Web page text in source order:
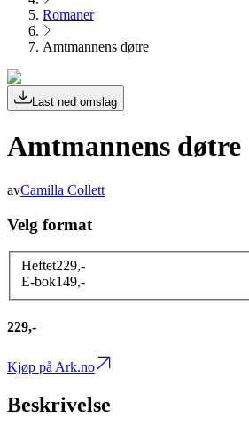
Romaner
Amtmannens døtre
Last ned omslag
Amtmannens døtre
avCamilla Collett
Velg format
Heftet229,-
E-bok149,-
229,-
Kjøp på Ark.no
Beskrivelse